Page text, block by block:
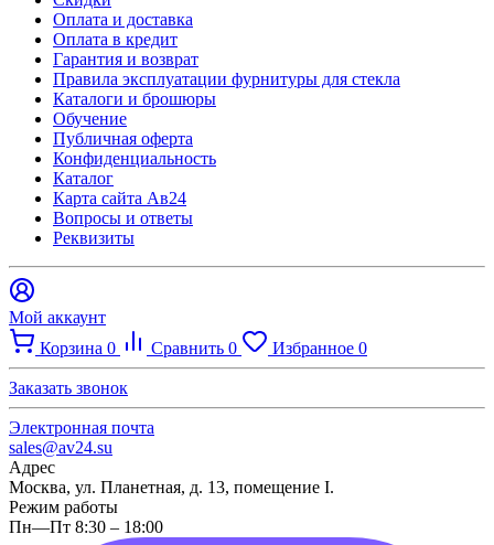
Оплата и доставка
Оплата в кредит
Гарантия и возврат
Правила эксплуатации фурнитуры для стекла
Каталоги и брошюры
Обучение
Публичная оферта
Конфиденциальность
Каталог
Карта сайта Ав24
Вопросы и ответы
Реквизиты
Мой аккаунт
Корзина 0 Сравнить 0 Избранное 0
Заказать звонок
Электронная почта
sales@av24.su
Адрес
Москва, ул. Планетная, д. 13, помещение I.
Режим работы
Пн—Пт 8:30 – 18:00